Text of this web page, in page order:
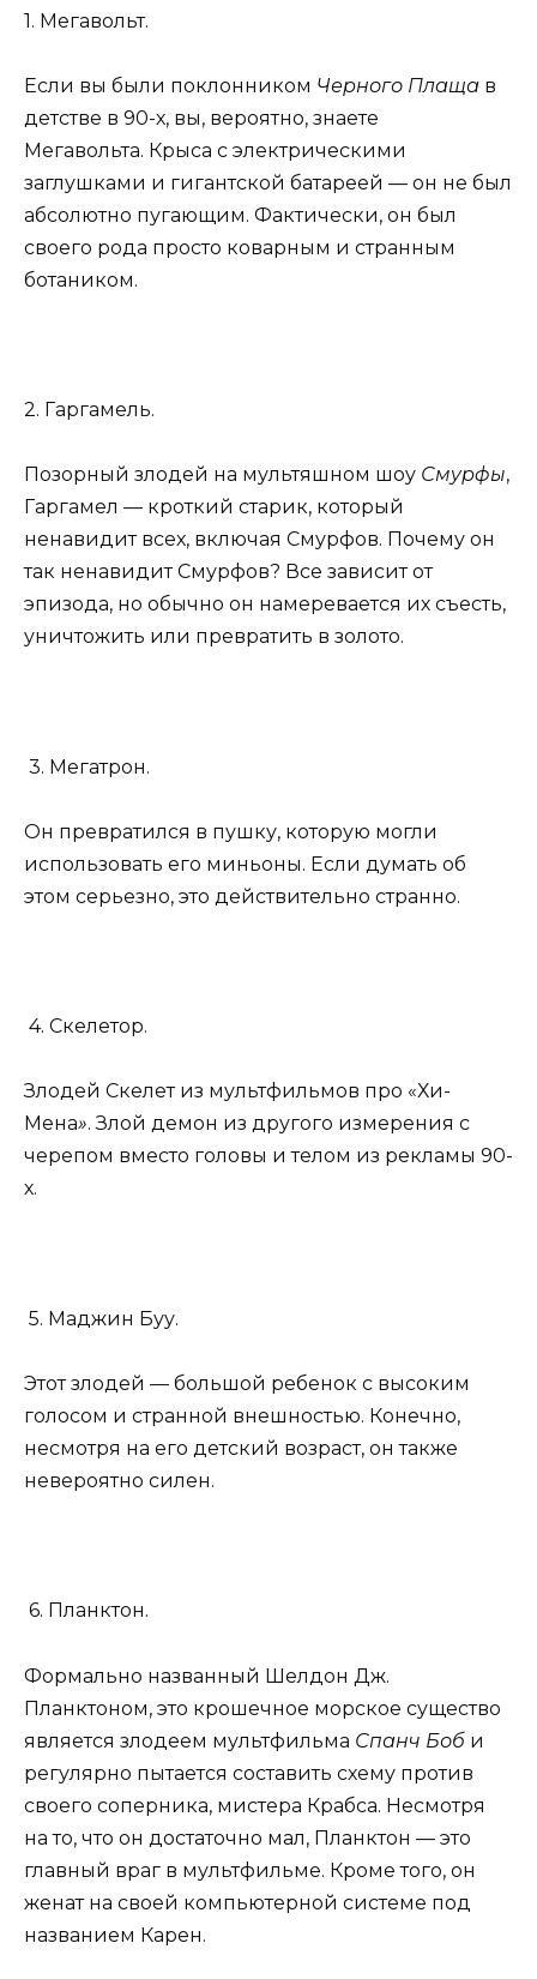
1. Мегавольт.
Если вы были поклонником Черного Плаща в
детстве в 90-х, вы, вероятно, знаете
Мегавольта. Крыса с электрическими
заглушками и гигантской батареей — он не был
абсолютно пугающим. Фактически, он был
своего рода просто коварным и странным
ботаником.
2. Гаргамель.
Позорный злодей на мультяшном шоу Смурфы,
Гаргамел — кроткий старик, который
ненавидит всех, включая Смурфов. Почему он
так ненавидит Смурфов? Все зависит от
эпизода, но обычно он намеревается их съесть,
уничтожить или превратить в золото.
3. Мегатрон.
Он превратился в пушку, которую могли
использовать его миньоны. Если думать об
этом серьезно, это действительно странно.
4. Скелетор.
Злодей Скелет из мультфильмов про «Хи-
Мена». Злой демон из другого измерения с
черепом вместо головы и телом из рекламы 90-
х.
5. Маджин Буу.
Этот злодей — большой ребенок с высоким
голосом и странной внешностью. Конечно,
несмотря на его детский возраст, он также
невероятно силен.
6. Планктон.
Формально названный Шелдон Дж.
Планктоном, это крошечное морское существо
является злодеем мультфильма Спанч Боб и
регулярно пытается составить схему против
своего соперника, мистера Крабса. Несмотря
на то, что он достаточно мал, Планктон — это
главный враг в мультфильме. Кроме того, он
женат на своей компьютерной системе под
названием Карен.